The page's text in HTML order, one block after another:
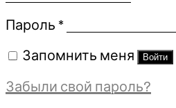
Пароль *Обязательно
Запомнить меня Войти
Забыли свой пароль?